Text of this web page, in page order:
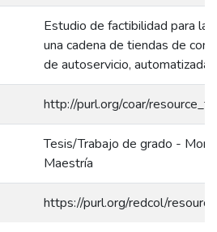
Estudio de factibilidad para la
una cadena de tiendas de
de autoservicio, automatizadas
http://purl.org/coar/
Tesis/Trabajo de grado -
Maestría
https://purl.org/redcol/